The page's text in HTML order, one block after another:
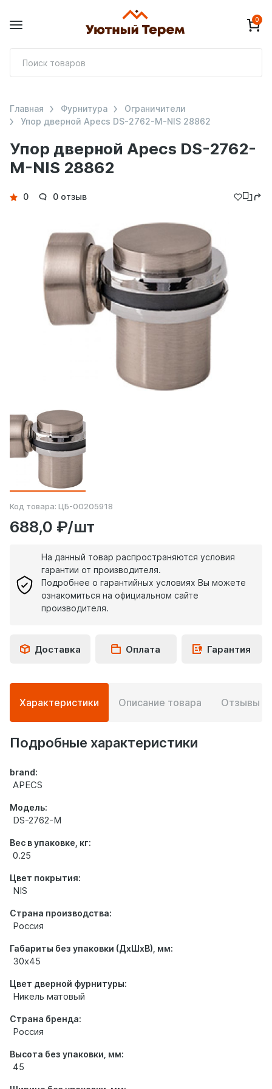
0
Упор дверной Apecs DS-2762-
M-NIS 28862
Главная Фурнитура
Ограничители
Упор дверной Apecs DS-2762-M-NIS 28862
Детали
0 0 отзыв
Код товара: ЦБ-00205918
688,0 ₽/шт
На данный товар распространяются условия
гарантии от производителя.
Подробнее о гарантийных условиях Вы можете
ознакомиться на официальном сайте
производителя.
Доставка Оплата Гарантия
Подробная
информация
о
товаре
Характеристики Описание товара Отзывы
Подробные характеристики
brand:
APECS
Модель:
DS-2762-M
Вес в упаковке, кг:
0.25
Цвет покрытия:
NIS
Страна производства:
Россия
Габариты без упаковки (ДхШхВ), мм:
30х45
Цвет дверной фурнитуры:
Никель матовый
Страна бренда:
Россия
Высота без упаковки, мм:
45